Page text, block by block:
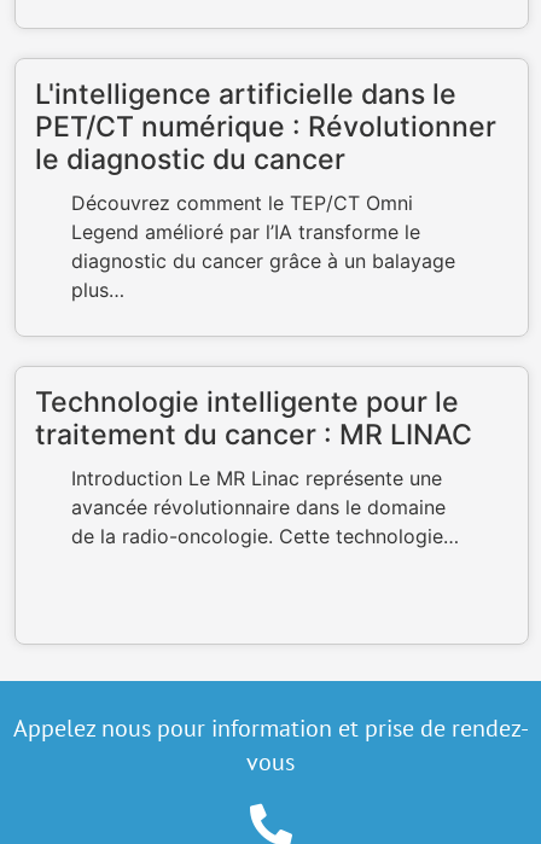
L'intelligence artificielle dans le
PET/CT numérique : Révolutionner
le diagnostic du cancer
Découvrez comment le TEP/CT Omni
Legend amélioré par l’IA transforme le
diagnostic du cancer grâce à un balayage
plus…
Technologie intelligente pour le
traitement du cancer : MR LINAC
Introduction Le MR Linac représente une
avancée révolutionnaire dans le domaine
de la radio-oncologie. Cette technologie…
Appelez nous pour information et prise de rendez-
vous